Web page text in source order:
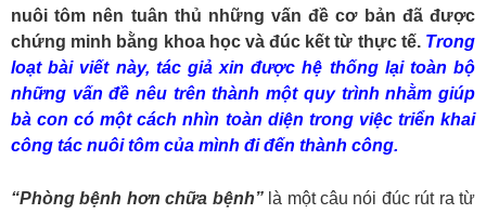
nuôi tôm nên tuân thủ những vấn đề cơ bản đã được
chứng minh bằng khoa học và đúc kết từ thực tế. Trong
loạt bài viết này, tác giả xin được hệ thống lại toàn bộ
những vấn đề nêu trên thành một quy trình nhằm giúp
bà con có một cách nhìn toàn diện trong việc triển khai
công tác nuôi tôm của mình đi đến thành công.
“Phòng bệnh hơn chữa bệnh”là một câu nói đúc rút ra từ